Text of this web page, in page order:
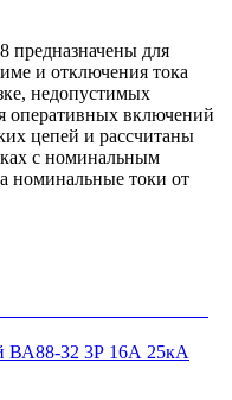
предназначены для
и отключения тока
недопустимых
оперативных включений
цепей и рассчитаны
с номинальным
номинальные токи от
ВА88-32 3Р 16А 25кА